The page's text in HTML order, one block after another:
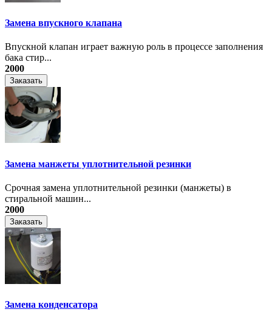
Замена впускного клапана
Впускной клапан играет важную роль в процессе заполнения
бака стир...
2000
Заказать
Замена манжеты уплотнительной резинки
Срочная замена уплотнительной резинки (манжеты) в
стиральной машин...
2000
Заказать
Замена конденсатора